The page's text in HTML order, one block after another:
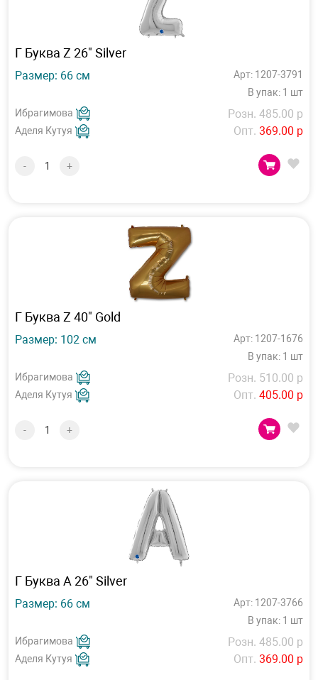
Г Буква Z 26" Silver
Размер: 66 см
Арт: 1207-3791
В упак: 1 шт
Ибрагимова
Аделя Кутуя
Розн. 485.00 р
Опт. 369.00 р
- +
Г Буква Z 40" Gold
Размер: 102 см
Арт: 1207-1676
В упак: 1 шт
Ибрагимова
Аделя Кутуя
Розн. 510.00 р
Опт. 405.00 р
- +
Г Буква А 26" Silver
Размер: 66 см
Арт: 1207-3766
В упак: 1 шт
Ибрагимова
Аделя Кутуя
Розн. 485.00 р
Опт. 369.00 р